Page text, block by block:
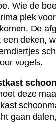
Wie de
plek
De
een deken,
vogels.
schoon
deze
gaan